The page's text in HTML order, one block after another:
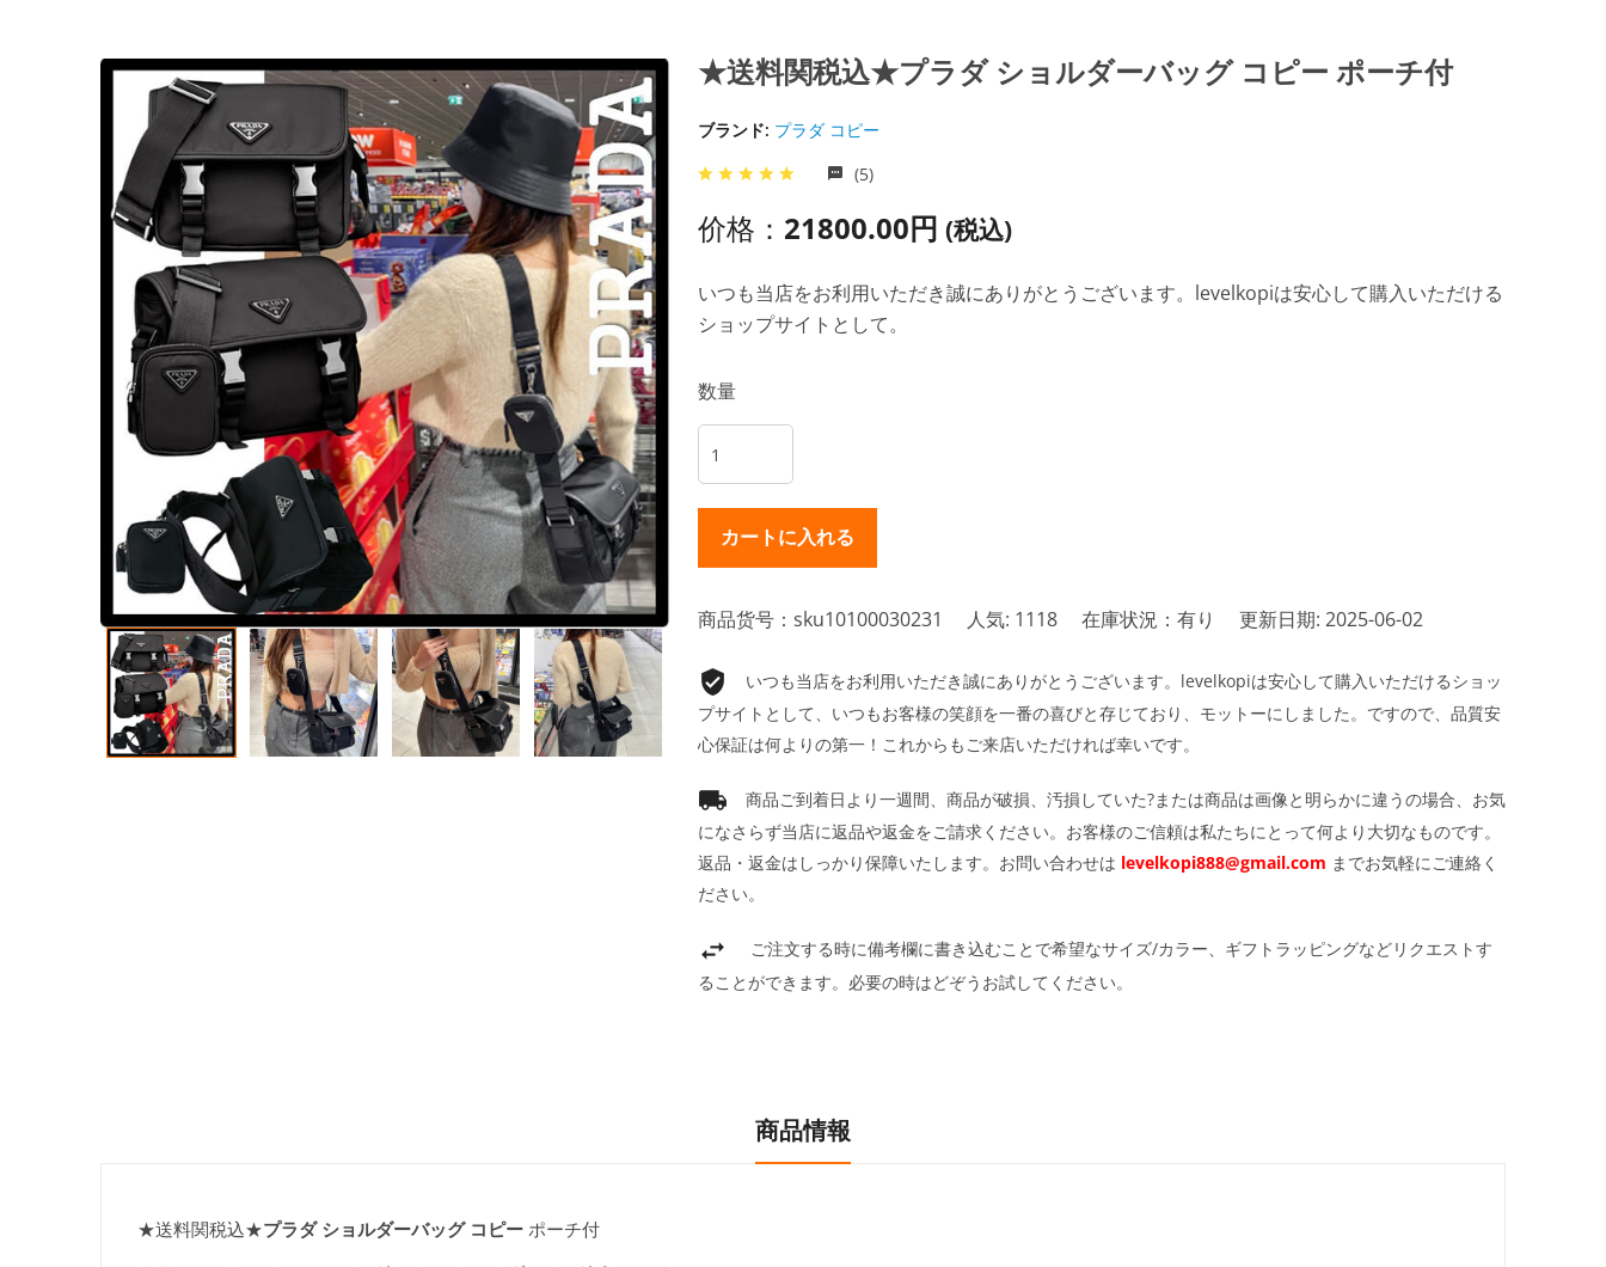
★送料関税込★プラダ ショルダーバッグ コピー ポーチ付
ブランド: プラダ コピー
(5)
价格： 21800.00円 (税込)
いつも当店をお利用いただき誠にありがとうございます。levelkopiは安心して購入いただける
ショップサイトとして。
数量
商品货号：sku10100030231 人気: 1118 在庫状況：有り 更新日期: 2025-06-02
いつも当店をお利用いただき誠にありがとうございます。levelkopiは安心して購入いただけるショッ
プサイトとして、いつもお客様の笑顔を一番の喜びと存じており、モットーにしました。ですので、品質安
心保証は何よりの第一！これからもご来店いただければ幸いです。
商品ご到着日より一週間、商品が破損、汚損していた?または商品は画像と明らかに違うの場合、お気
になさらず当店に返品や返金をご請求ください。お客様のご信頼は私たちにとって何より大切なものです。
返品・返金はしっかり保障いたします。お問い合わせは levelkopi888@gmail.com までお気軽にご連絡く
ださい。
ご注文する時に備考欄に書き込むことで希望なサイズ/カラー、ギフトラッピングなどリクエストす
ることができます。必要の時はどぞうお試してください。
商品情報
★送料関税込★プラダ ショルダーバッグ コピー ポーチ付